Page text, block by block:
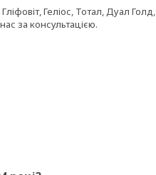
Геліос, Тотал, Дуал
за консультацією.